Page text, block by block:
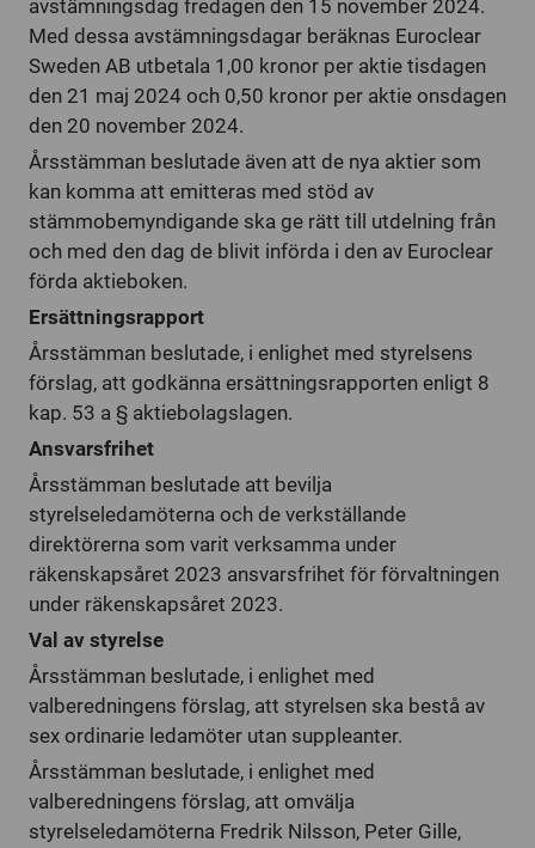
avstämningsdag fredagen den 15 november 2024.
Med dessa avstämningsdagar beräknas Euroclear
Sweden AB utbetala 1,00 kronor per aktie tisdagen
den 21 maj 2024 och 0,50 kronor per aktie onsdagen
den 20 november 2024.
Årsstämman beslutade även att de nya aktier som
kan komma att emitteras med stöd av
stämmobemyndigande ska ge rätt till utdelning från
och med den dag de blivit införda i den av Euroclear
förda aktieboken.
Ersättningsrapport
Årsstämman beslutade, i enlighet med styrelsens
förslag, att godkänna ersättningsrapporten enligt 8
kap. 53 a § aktiebolagslagen.
Ansvarsfrihet
Årsstämman beslutade att bevilja
styrelseledamöterna och de verkställande
direktörerna som varit verksamma under
räkenskapsåret 2023 ansvarsfrihet för förvaltningen
under räkenskapsåret 2023.
Val av styrelse
Årsstämman beslutade, i enlighet med
valberedningens förslag, att styrelsen ska bestå av
sex ordinarie ledamöter utan suppleanter.
Årsstämman beslutade, i enlighet med
valberedningens förslag, att omvälja
styrelseledamöterna Fredrik Nilsson, Peter Gille,